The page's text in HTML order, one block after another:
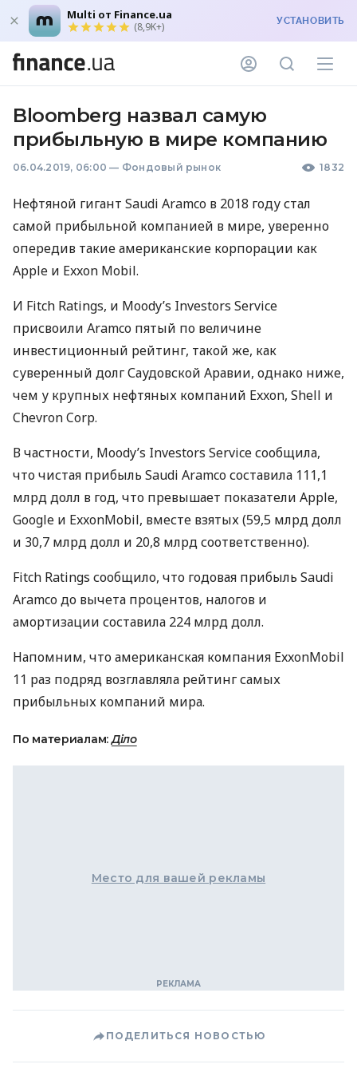
Multi от Finance.ua
(8,9K+) УСТАНОВИТЬ
Bloomberg назвал самую
прибыльную в мире компанию
06.04.2019, 06:00 — Фондовый рынок 1832
Нефтяной гигант Saudi Aramco в 2018 году стал
самой прибыльной компанией в мире, уверенно
опередив такие американские корпорации как
Apple и Exxon Mobil.
И Fitch Ratings, и Moody’s Investors Service
присвоили Aramco пятый по величине
инвестиционный рейтинг, такой же, как
суверенный долг Саудовской Аравии, однако ниже,
чем у крупных нефтяных компаний Exxon, Shell и
Chevron Corp.
В частности, Moody’s Investors Service сообщила,
что чистая прибыль Saudi Aramco составила 111,1
млрд долл в год, что превышает показатели Apple,
Google и ExxonMobil, вместе взятых (59,5 млрд долл
и 30,7 млрд долл и 20,8 млрд соответственно).
Fitch Ratings сообщило, что годовая прибыль Saudi
Aramco до вычета процентов, налогов и
амортизации составила 224 млрд долл.
Напомним, что американская компания ExxonMobil
11 раз подряд возглавляла рейтинг самых
прибыльных компаний мира.
По материалам:Діло
Место для вашей рекламы
ПОДЕЛИТЬСЯ НОВОСТЬЮ